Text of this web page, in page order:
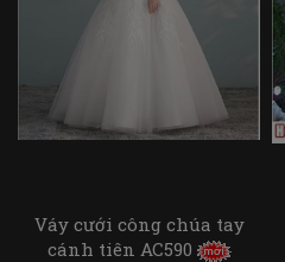
Váy cưới công chúa tay
cánh tiên AC590